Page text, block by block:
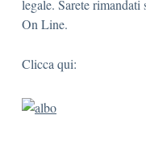
legale. Sarete
On Line.
Clicca qui: